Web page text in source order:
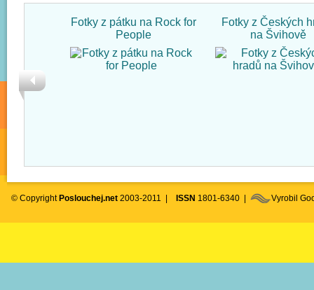
Fotky z pátku na Rock for
People
Fotky z Českých
na Švihově
© Copyright Poslouchej.net 2003-2011 | ISSN 1801-6340 | Vyrobil